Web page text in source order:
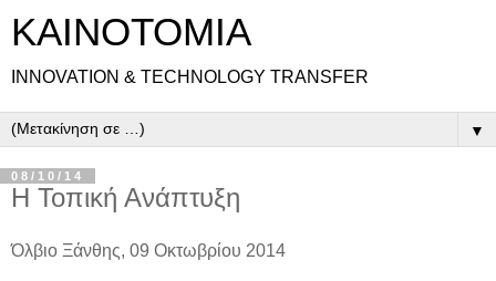
ΚΑΙΝΟΤΟΜΙΑ
INNOVATION & TECHNOLOGY TRANSFER
▼
08/10/14
Η Τοπική Ανάπτυξη
Όλβιο Ξάνθης, 09 Οκτωβρίου 2014